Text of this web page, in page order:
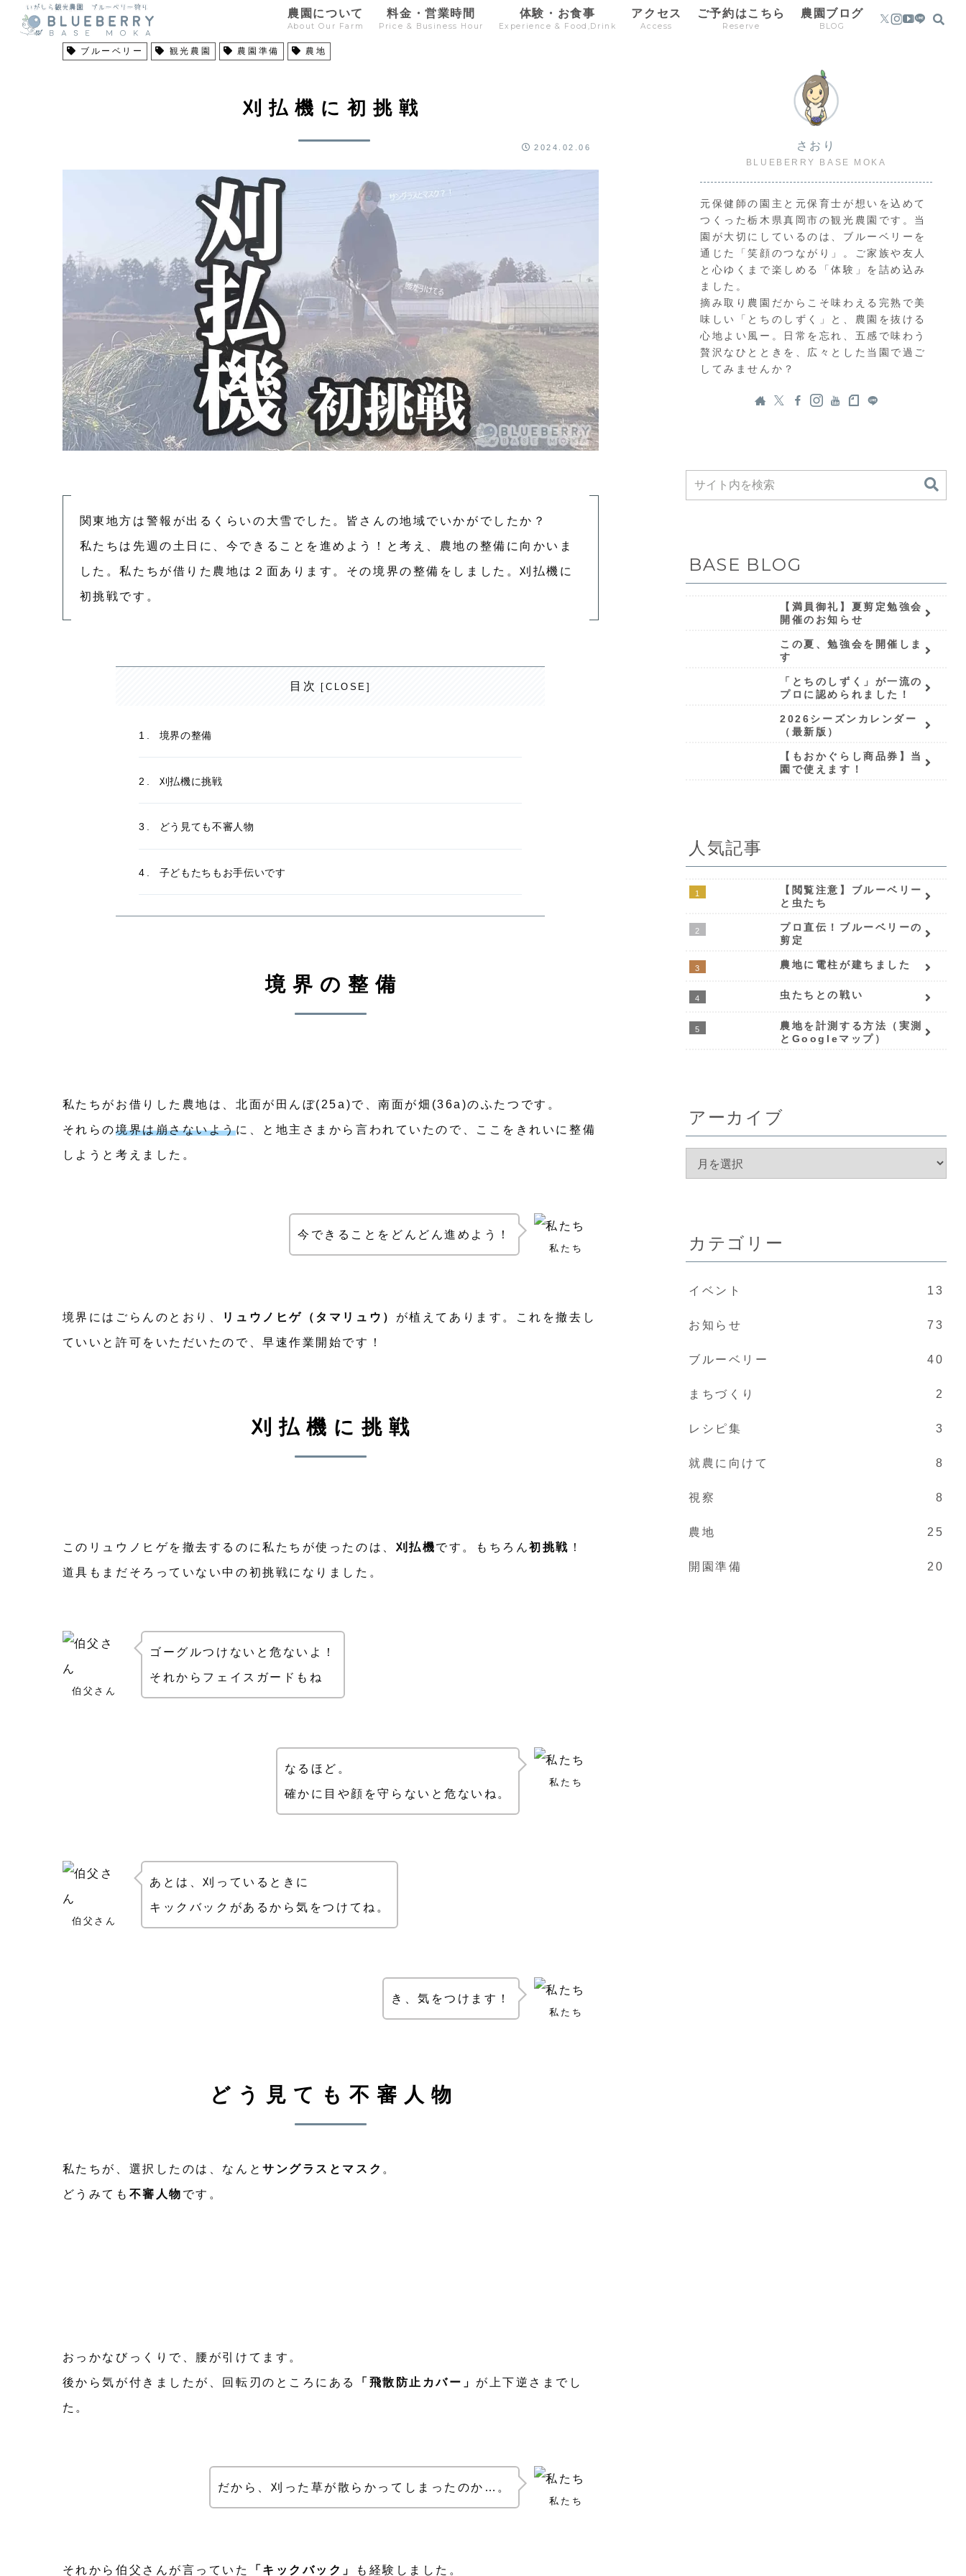
農園について
About Our Farm
料金・営業時間
Price & Business Hour
体験・お食事
Experience & Food,Drink
アクセス
Access
ご予約はこちら
Reserve
農園ブログ
BLOG
ブルーベリー 観光農園 農園準備 農地
刈払機に初挑戦
2024.02.06
関東地方は警報が出るくらいの大雪でした。皆さんの地域でいかがでしたか？
私たちは先週の土日に、今できることを進めよう！と考え、農地の整備に向かいま
した。私たちが借りた農地は２面あります。その境界の整備をしました。刈払機に
初挑戦です。
目次
境界の整備
刈払機に挑戦
どう見ても不審人物
子どもたちもお手伝いです
境界の整備
私たちがお借りした農地は、北面が田んぼ(25a)で、南面が畑(36a)のふたつです。
それらの境界は崩さないように、と地主さまから言われていたので、ここをきれいに整備
しようと考えました。
私たち
今できることをどんどん進めよう！
境界にはごらんのとおり、 リュウノヒゲ（タマリュウ） が植えてあります。これを撤去し
ていいと許可をいただいたので、早速作業開始です！
刈払機に挑戦
このリュウノヒゲを撤去するのに私たちが使ったのは、 刈払機です。もちろん初挑戦 ！
道具もまだそろっていない中の初挑戦になりました。
伯父さん
ゴーグルつけないと危ないよ！
それからフェイスガードもね
私たち
なるほど。
確かに目や顔を守らないと危ないね。
伯父さん
あとは、刈っているときに
キックバックがあるから気をつけてね。
私たち
き、気をつけます！
どう見ても不審人物
私たちが、選択したのは、なんとサングラスとマスク 。
どうみても 不審人物 です。
おっかなびっくりで、腰が引けてます。
後から気が付きましたが、回転刃のところにある 「飛散防止カバー」 が上下逆さまでし
た。
私たち
だから、刈った草が散らかってしまったのか…。
それから伯父さんが言っていた 「キックバック」 も経験しました。
さおり
BLUEBERRY BASE MOKA
元保健師の園主と元保育士が想いを込めて
つくった栃木県真岡市の観光農園です。当
園が大切にしているのは、ブルーベリーを
通じた「笑顔のつながり」。ご家族や友人
と心ゆくまで楽しめる「体験」を詰め込み
ました。
摘み取り農園だからこそ味わえる完熟で美
味しい「とちのしずく」と、農園を抜ける
心地よい風ー。日常を忘れ、五感で味わう
贅沢なひとときを、広々とした当園で過ご
してみませんか？
BASE BLOG
【満員御礼】夏剪定勉強会
開催のお知らせ
この夏、勉強会を開催しま
す
「とちのしずく」が一流の
プロに認められました！
2026シーズンカレンダー
（最新版）
【もおかぐらし商品券】当
園で使えます！
人気記事
【閲覧注意】ブルーベリー
と虫たち
プロ直伝！ブルーベリーの
剪定
農地に電柱が建ちました
虫たちとの戦い
農地を計測する方法（実測
とGoogleマップ）
アーカイブ
カテゴリー
イベント 13
お知らせ 73
ブルーベリー 40
まちづくり 2
レシピ集 3
就農に向けて 8
視察 8
農地 25
開園準備 20